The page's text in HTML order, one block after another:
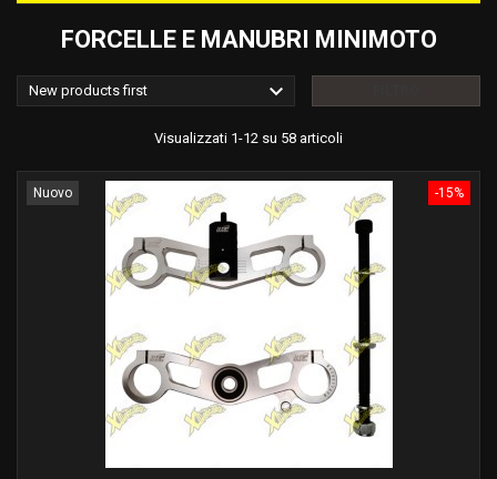
FORCELLE E MANUBRI MINIMOTO
New products first 
Visualizzati 1-12 su 58 articoli
-15%
Nuovo